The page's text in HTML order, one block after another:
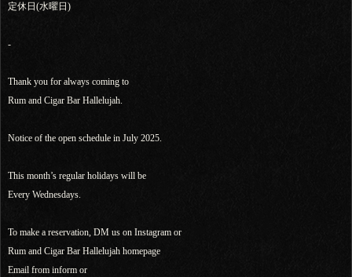
定休日(水曜日)
-
Thank you for always coming to
Rum and Cigar Bar Hallelujah.
Notice of the open schedule in July 2025.
This month’s regular holidays will be
Every Wednesdays.
To make a reservation, DM us on Instagram or
Rum and Cigar Bar Hallelujah homepage
Email from inform or